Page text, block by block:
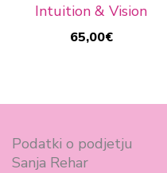
Intuition & Vision
65,00€
Podatki o podjetju
Sanja Rehar